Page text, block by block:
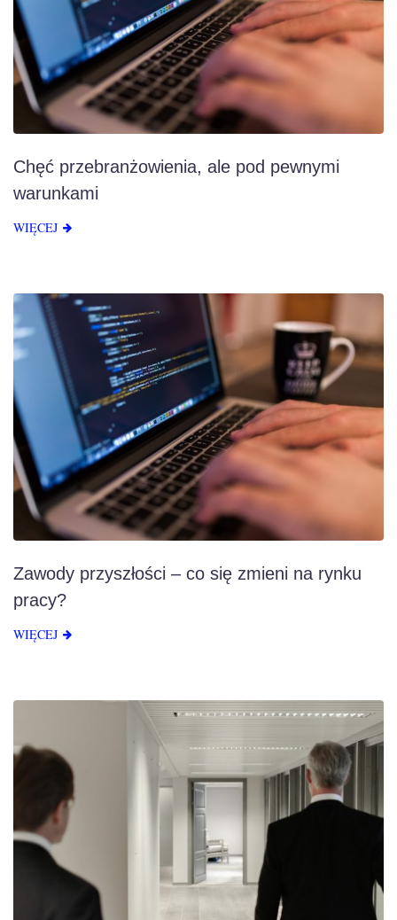
Chęć przebranżowienia, ale pod pewnymi
warunkami
WIĘCEJ
Zawody przyszłości – co się zmieni na rynku
pracy?
WIĘCEJ